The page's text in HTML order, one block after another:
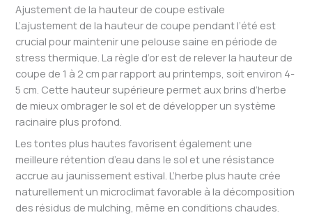
Ajustement de la hauteur de coupe estivale
L’ajustement de la hauteur de coupe pendant l’été est
crucial pour maintenir une pelouse saine en période de
stress thermique. La règle d’or est de relever la hauteur de
coupe de 1 à 2 cm par rapport au printemps, soit environ 4-
5 cm. Cette hauteur supérieure permet aux brins d’herbe
de mieux ombrager le sol et de développer un système
racinaire plus profond.
Les tontes plus hautes favorisent également une
meilleure rétention d’eau dans le sol et une résistance
accrue au jaunissement estival. L’herbe plus haute crée
naturellement un microclimat favorable à la décomposition
des résidus de mulching, même en conditions chaudes.